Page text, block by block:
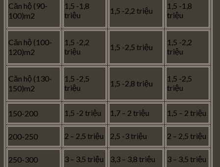
Căn hộ (90-
100)m2
1,5 -1,8
triệu
1,5 -2,2 triệu
1,5 -1,8
triệu
Căn hộ (100-
120)m2
1,5 -2,2
triệu
1,5 -2,5 triệu
1,5 -2,2
triệu
Căn hộ (130-
150)m2
1,5 -2,5
triệu
1,5 -2,8 triệu
1,5 -2,5
triệu
150-200 1,5 -2 triệu 1,7 – 2 triệu 1,5 – 2 triệu
200-250 2 – 2,5 triệu 2,5 -3 triệu 2 – 2,5 triệu
250-300 3 – 3,5 triệu 3,3 – 3,8 triệu 3 – 3,5 triệu